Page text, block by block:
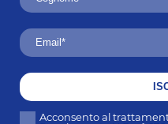
Acconsento al